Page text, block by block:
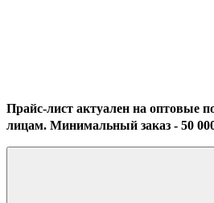
Прайс-лист актуален на оптовые
лицам. Минимальный заказ - 50